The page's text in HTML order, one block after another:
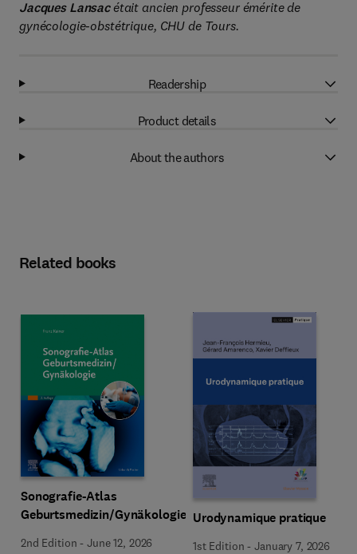
Jacques Lansacétait ancien professeur émérite de
gynécologie-obstétrique, CHU de Tours.
Readership
Product details
About the authors
Related books
Sonografie-Atlas
Geburtsmedizin/Gynäkologie
2nd Edition -June 12, 2026
Urodynamique pratique
1st Edition -January 7, 2026